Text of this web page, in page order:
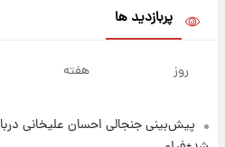
شد+فیلم
۱ روز پیش
پربازدید ها
روز هفته
پیش‌بینی جنجالی احسان علیخانی